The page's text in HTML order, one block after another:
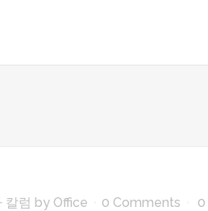
칼럼 by Office 0 Comments 0